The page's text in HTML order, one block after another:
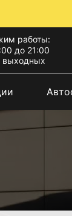
работы:
до 21:00
выходных